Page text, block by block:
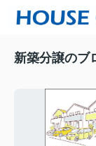
新築分譲のブ